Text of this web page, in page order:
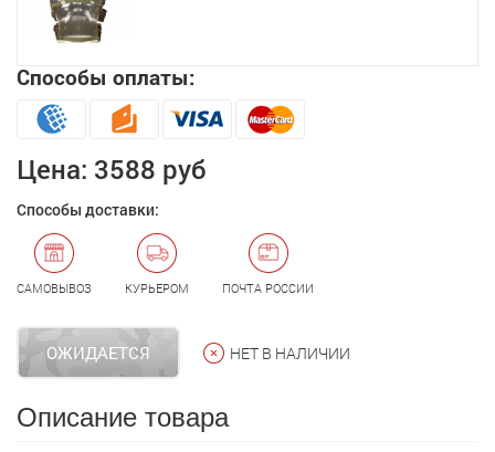
Способы оплаты:
Цена: 3588 руб
Способы доставки:
САМОВЫВОЗ КУРЬЕРОМ ПОЧТА РОССИИ
ОЖИДАЕТСЯ НЕТ В НАЛИЧИИ
Описание товара